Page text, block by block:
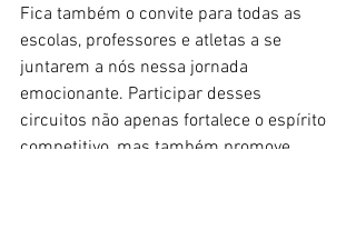
Fica também o convite para todas as
escolas, professores e atletas a se
juntarem a nós nessa jornada
emocionante. Participar desses
circuitos não apenas fortalece o espírito
competitivo, mas também promove